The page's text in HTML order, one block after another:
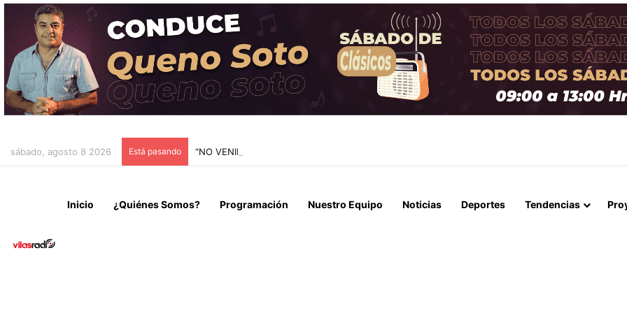
sábado, agosto 8 2026 Está pasando “NO VENIMOS A CELEBRAR LA MUERTE, SINO LA VIDA”: LA EMOTIVA ROMERÍA AL CEMENTERIO
Inicio ¿Quiénes Somos? Programación Nuestro Equipo Noticias Deportes Tendencias